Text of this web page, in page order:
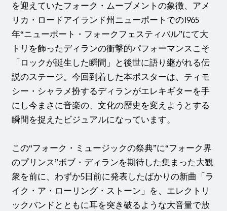
を迎えていたフォーク・ムーブメントの象徴、アメ
リカ・ロードアイランド州ニューポートでの1965
年“ニューポート・フォークフェスティバル”にて大
トリを飾ったディランの衝撃的パフォーマンスこそ
「ロックが誕生した瞬間」と後世に語り継がれる伝
説のステージ。今回到着した本ポスターは、ティモ
シー・シャラメ扮するディランがエレキギターを手
にし今まさに音楽の、文化の歴史を変えようとする
瞬間を捉えたビジュアルになっています。
この“フォーク・ミュージックの祭典”に“フォーク界
のプリンス”ボブ・ディランを期待した集まった大観
衆を前に、わずか5日前に発表したばかりの新曲「ラ
イク・ア・ローリング・ストーン」を、エレクトリ
ックバンドとともに耳を突き破るような大音量で放